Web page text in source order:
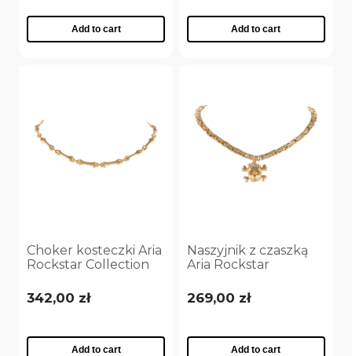
Add to cart Add to cart
Choker kosteczki Aria
Rockstar Collection
342,00 zł
Add to cart
Naszyjnik z czaszką
Aria Rockstar
(C25/NUT/12AU)
269,00 zł
Add to cart